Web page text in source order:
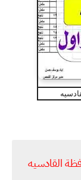
القادسيه